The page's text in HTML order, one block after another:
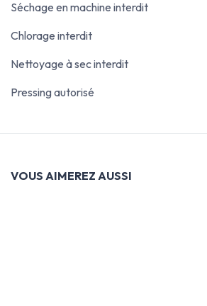
Séchage en machine interdit
Chlorage interdit
Nettoyage à sec interdit
Pressing autorisé
VOUS AIMEREZ AUSSI